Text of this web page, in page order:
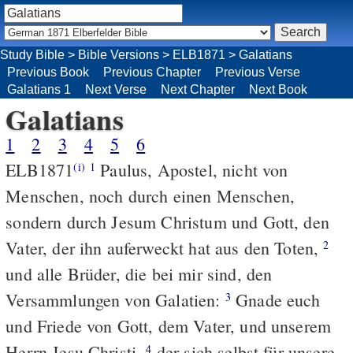
Galatians
1 2 3 4 5
6
ELB1871(i) 1 Paulus, Apostel, nicht von
Menschen, noch durch einen Menschen,
sondern durch Jesum Christum und Gott, den
Vater, der ihn auferweckt hat aus den Toten,2
und alle Brüder, die bei mir sind, den
Versammlungen von Galatien: 3 Gnade euch
und Friede von Gott, dem Vater, und unserem
4
Study Bible > Bible Versions > ELB1871 > Galatians
Previous Book
Previous Chapter
Previous Verse
Galatians 1
Next Verse Next Chapter Next Book